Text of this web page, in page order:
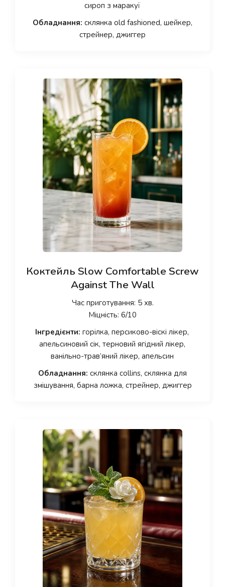
сироп з маракуї
Обладнання: склянка old fashioned, шейкер,
стрейнер, джиггер
Коктейль Slow Comfortable Screw
Against The Wall
Час приготування: 5 хв.
Міцність: 6/10
Інгредієнти: горілка, персиково-віскі лікер,
апельсиновий сік, терновий ягідний лікер,
ванільно-трав’яний лікер, апельсин
Обладнання: склянка collins, склянка для
змішування, барна ложка, стрейнер, джиггер